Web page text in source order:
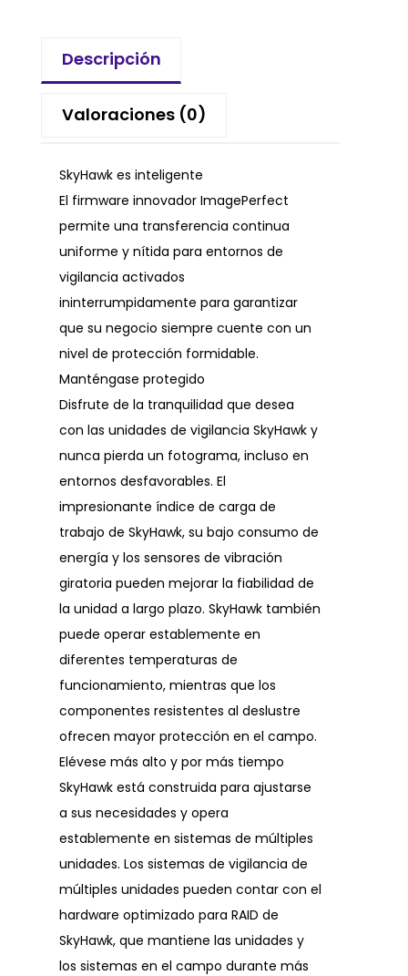
Descripción
Valoraciones (0)
SkyHawk es inteligente
El firmware innovador ImagePerfect
permite una transferencia continua
uniforme y nítida para entornos de
vigilancia activados
ininterrumpidamente para garantizar
que su negocio siempre cuente con un
nivel de protección formidable.
Manténgase protegido
Disfrute de la tranquilidad que desea
con las unidades de vigilancia SkyHawk y
nunca pierda un fotograma, incluso en
entornos desfavorables. El
impresionante índice de carga de
trabajo de SkyHawk, su bajo consumo de
energía y los sensores de vibración
giratoria pueden mejorar la fiabilidad de
la unidad a largo plazo. SkyHawk también
puede operar establemente en
diferentes temperaturas de
funcionamiento, mientras que los
componentes resistentes al deslustre
ofrecen mayor protección en el campo.
Elévese más alto y por más tiempo
SkyHawk está construida para ajustarse
a sus necesidades y opera
establemente en sistemas de múltiples
unidades. Los sistemas de vigilancia de
múltiples unidades pueden contar con el
hardware optimizado para RAID de
SkyHawk, que mantiene las unidades y
los sistemas en el campo durante más